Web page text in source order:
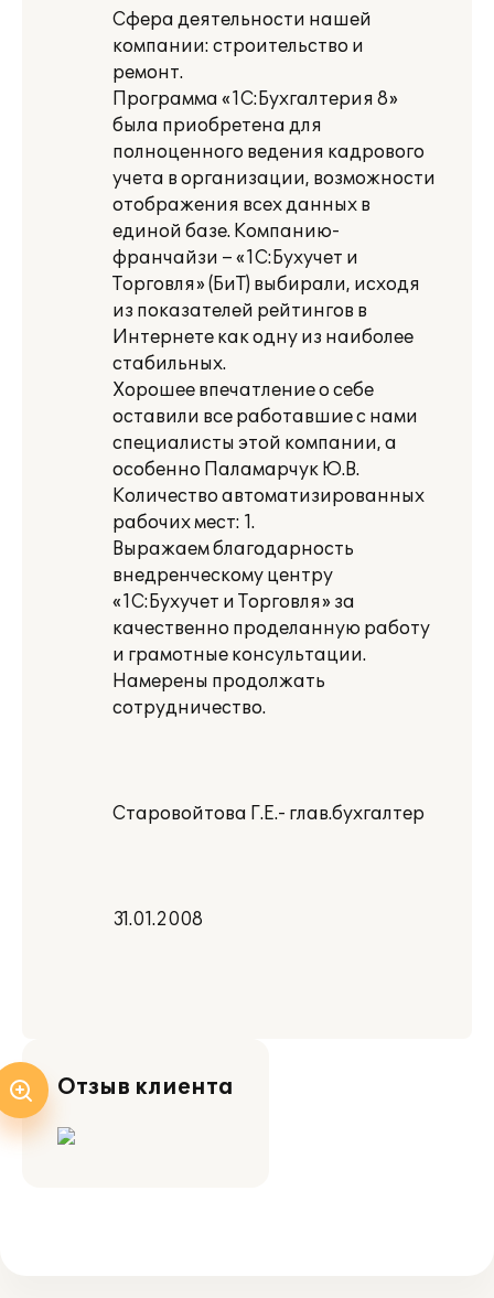
Сфера деятельности нашей
компании: строительство и
ремонт.
Программа «1С:Бухгалтерия 8»
была приобретена для
полноценного ведения кадрового
учета в организации, возможности
отображения всех данных в
единой базе. Компанию-
франчайзи – «1С:Бухучет и
Торговля» (БиТ) выбирали, исходя
из показателей рейтингов в
Интернете как одну из наиболее
стабильных.
Хорошее впечатление о себе
оставили все работавшие с нами
специалисты этой компании, а
особенно Паламарчук Ю.В.
Количество автоматизированных
рабочих мест: 1.
Выражаем благодарность
внедренческому центру
«1С:Бухучет и Торговля» за
качественно проделанную работу
и грамотные консультации.
Намерены продолжать
сотрудничество.
Старовойтова Г.Е.- глав.бухгалтер
31.01.2008
Отзыв клиента